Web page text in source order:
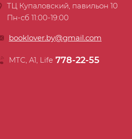
ТЦ Купаловский, павильон 10
Пн-сб 11:00-19:00
booklover.by@gmail.com
МТС, А1, Life 778-22-55